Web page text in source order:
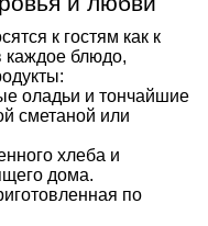
к гостям как к
блюдо,
оладьи и тончайшие
сметаной или
хлеба и
дома.
по